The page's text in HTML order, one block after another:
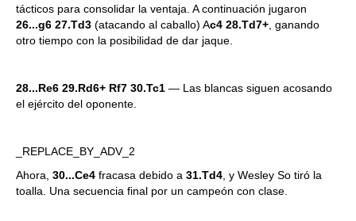
tácticos para consolidar la ventaja. A continuación jugaron
26...g6 27.Td3 (atacando al caballo) Ac4 28.Td7+ , ganando
otro tiempo con la posibilidad de dar jaque.
28...Re6 29.Rd6+ Rf7 30.Tc1 — Las blancas siguen acosando
el ejército del oponente.
_REPLACE_BY_ADV_2
Ahora, 30...Ce4 fracasa debido a 31.Td4 , y Wesley So tiró la
toalla. Una secuencia final por un campeón con clase.